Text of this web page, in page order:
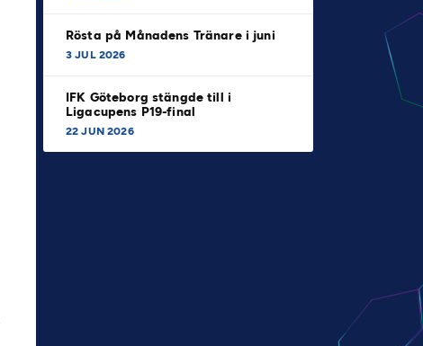
Rösta på Månadens Tränare i juni
3 JUL 2026
IFK Göteborg stängde till i
Ligacupens P19-final
22 JUN 2026